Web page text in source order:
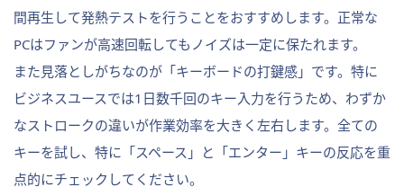
間再生して発熱テストを行うことをおすすめします。正常な
PCはファンが高速回転してもノイズは一定に保たれます。
また見落としがちなのが「キーボードの打鍵感」です。特に
ビジネスユースでは1日数千回のキー入力を行うため、わずか
なストロークの違いが作業効率を大きく左右します。全ての
キーを試し、特に「スペース」と「エンター」キーの反応を重
点的にチェックしてください。